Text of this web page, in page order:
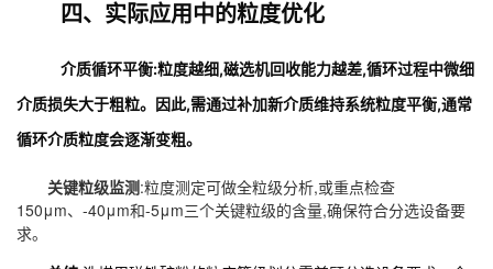
四、实际应用中的粒度优化
介质循环平衡:粒度越细,磁选机回收能力越差,循环过程中微细
介质损失大于粗粒。因此,需通过补加新介质维持系统粒度平衡,通常
循环介质粒度会逐渐变粗。
关键粒级监测:粒度测定可做全粒级分析,或重点检查
150μm、-40μm和-5μm三个关键粒级的含量,确保符合分选设备要
求。